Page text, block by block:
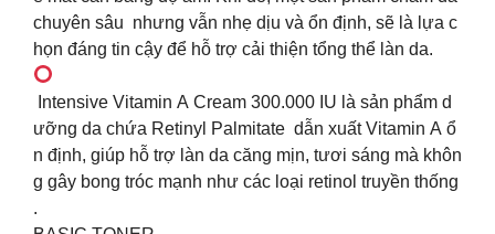
chuyên sâu nhưng vẫn nhẹ dịu và ổn định, sẽ là lựa c
họn đáng tin cậy để hỗ trợ cải thiện tổng thể làn da.
Intensive Vitamin A Cream 300.000 IU là sản phẩm d
ưỡng da chứa Retinyl Palmitate dẫn xuất Vitamin A ổ
n định, giúp hỗ trợ làn da căng mịn, tươi sáng mà khôn
g gây bong tróc mạnh như các loại retinol truyền thống
.